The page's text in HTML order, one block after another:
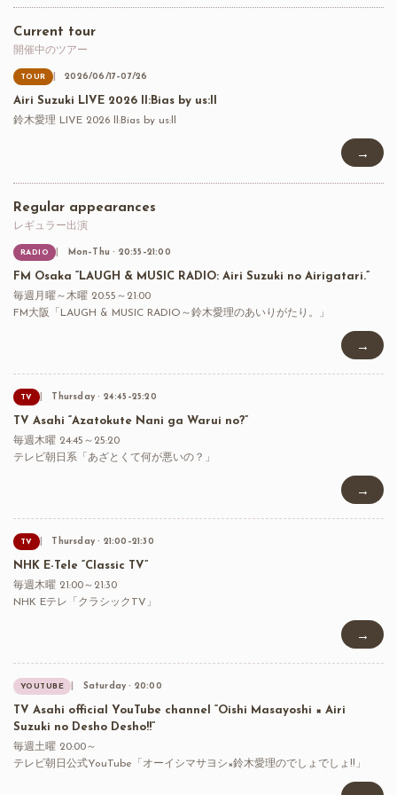
Current tour
開催中のツアー
TOUR 2026/06/17–07/26
Airi Suzuki LIVE 2026 ll:Bias by us:ll
鈴木愛理 LIVE 2026 ll:Bias by us:ll
→
Regular appearances
レギュラー出演
RADIO Mon–Thu · 20:55–21:00
FM Osaka “LAUGH & MUSIC RADIO: Airi Suzuki no Airigatari.”
毎週月曜～木曜 20:55～21:00
FM大阪「LAUGH & MUSIC RADIO～鈴木愛理のあいりがたり。」
→
TV Thursday · 24:45–25:20
TV Asahi “Azatokute Nani ga Warui no?”
毎週木曜 24:45～25:20
テレビ朝日系「あざとくて何が悪いの？」
→
TV Thursday · 21:00–21:30
NHK E-Tele “Classic TV”
毎週木曜 21:00～21:30
NHK Eテレ「クラシックTV」
→
YOUTUBE Saturday · 20:00
TV Asahi official YouTube channel “Oishi Masayoshi × Airi
Suzuki no Desho Desho!!”
毎週土曜 20:00～
テレビ朝日公式YouTube「オーイシマサヨシ×鈴木愛理のでしょでしょ!!」